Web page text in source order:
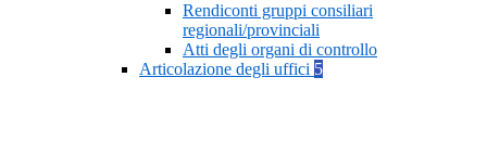
Rendiconti gruppi consiliari
regionali/provinciali
Atti degli organi di controllo
Articolazione degli uffici 5